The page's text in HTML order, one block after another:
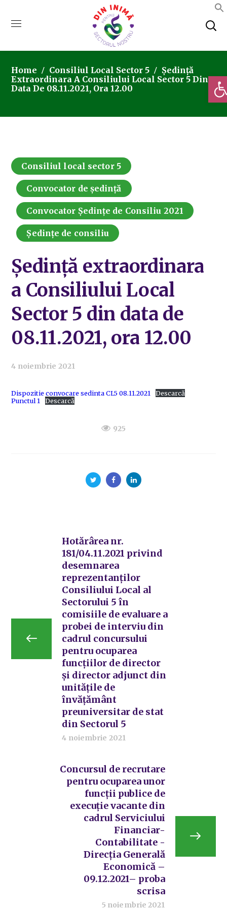
Home Consiliul Local Sector 5
Ședință
Extraordinara A Consiliului Local Sector 5 Din
Data De 08.11.2021, Ora 12.00
Consiliul local sector 5
Convocator de ședință
Convocator Ședințe de Consiliu 2021
Ședințe de consiliu
Ședință extraordinara
a Consiliului Local
Sector 5 din data de
08.11.2021, ora 12.00
4 noiembrie 2021
Dispozitie convocare sedinta CL5 08.11.2021
Descarcă
Punctul 1
Descarcă
925
Hotărârea nr.
181/04.11.2021 privind
desemnarea
reprezentanților
Consiliului Local al
Sectorului 5 în
comisiile de evaluare a
probei de interviu din
cadrul concursului
pentru ocuparea
funcțiilor de director
și director adjunct din
unitățile de
învățământ
preuniversitar de stat
din Sectorul 5
4 noiembrie 2021
Concursul de recrutare
pentru ocuparea unor
funcții publice de
execuție vacante din
cadrul Serviciului
Financiar-
Contabilitate -
Direcția Generală
Economică –
09.12.2021– proba
scrisa
5 noiembrie 2021